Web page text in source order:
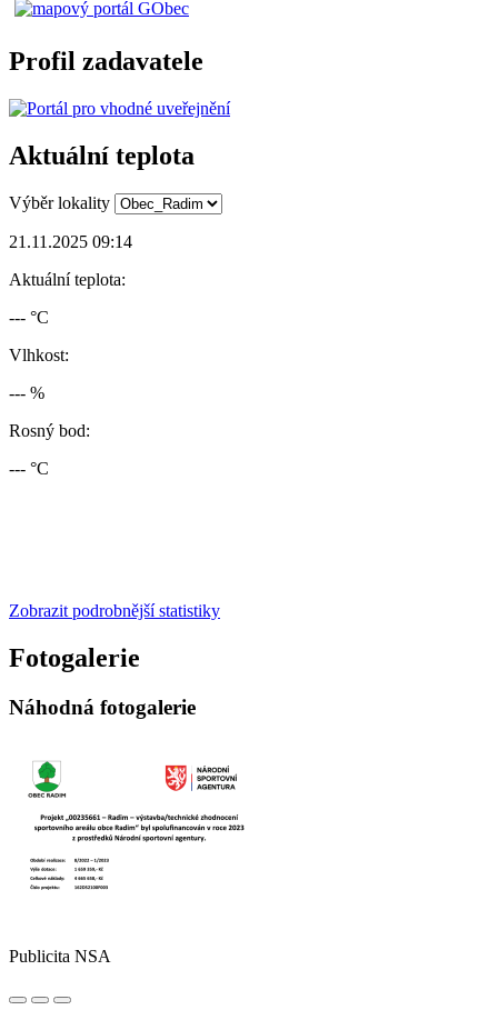
Profil zadavatele
Aktuální teplota
Výběr lokality
21.11.2025 09:14
Aktuální teplota:
--- °C
Vlhkost:
--- %
Rosný bod:
--- °C
Zobrazit podrobnější statistiky
Fotogalerie
Náhodná fotogalerie
Publicita NSA